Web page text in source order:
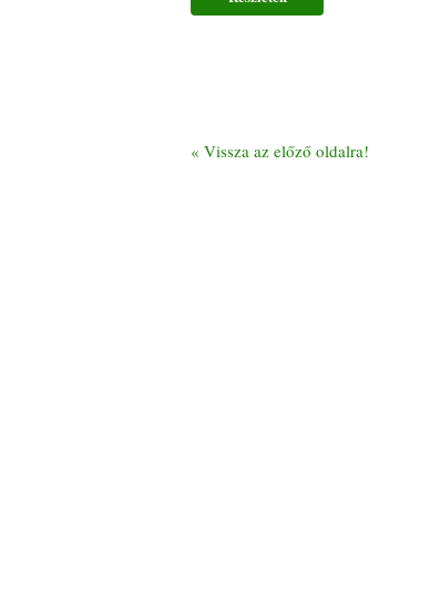
« Vissza az előző oldalra!